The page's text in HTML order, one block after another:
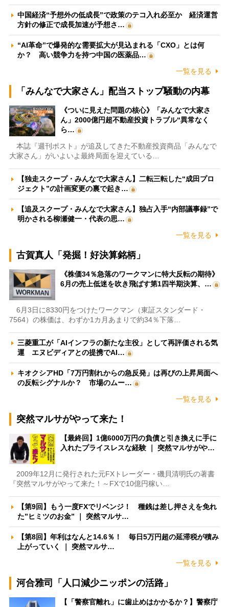
中国経済“予想外の低成長”で政策のテコ入れ必至か 経済運営
方針の修正で成長加速が予想さ…
“AI革命”で爆発的な需要拡大が見込まれる「CXO」とは何
か？ 高い競争力を持つ中国の医薬品…
一覧を見る
「みんなで大家さん」配当ストップ騒動の内幕
《ついに見えた問題の核心》「みんなで大家さ
ん」2000億円超不動産投資トラブル“異常なく
ら…
本誌『週刊ポスト』が追及してきた不動産投資商品「みんなで
大家さん」がいよいよ最終局面を迎えている…
【独走スクープ・みんなで大家さん】二転三転した“成田プロ
ジェクト”の計画変更の裏で起き…
【追及スクープ・みんなで大家さん】独占入手“内部議事録”で
明かされる柳瀬健一・代表の思…
一覧を見る
古賀真人「発掘！好決算銘柄」
《株価34％急落のワークマンに特大反転の期待》
6月の売上低迷を吹き飛ばす第1四半期決算、…
6月3日に8330円をつけたワークマン（東証スタンダード・
7564）の株価は、わずか1カ月あまりで約34％下落…
三菱重工が「AIインフラの新たな主役」として再評価される気
運 エヌビディアとの提携でAI…
キオクシアHD「7万円割れからの急反発」は再びの上昇局面へ
の反転シグナルか？ 市場のムー…
一覧を見る
突然マルサがやって来た！
【最終回】1億6000万円の負債と引き換えに手に
入れたプライスレスな経験 ｜ 突然マルサがや…
2009年12月に発行された元FXトレーダー・磯貝清明氏の著書
『突然マルサがやって来た！～FXで10億円稼い…
【第9回】もう一度FXでリベンジ！ 種銭は差し押さえを免れ
た”ヒミツのお金” ｜ 突然マルサ…
【第8回】年利はなんと14.6％！ 毎日5万円超の延滞税が積み
上がっていく ｜ 突然マルサ…
一覧を見る
河合雅司「人口減少ニッポンの活路」
【「警察官離れ」に歯止めはかかるか？】警察庁